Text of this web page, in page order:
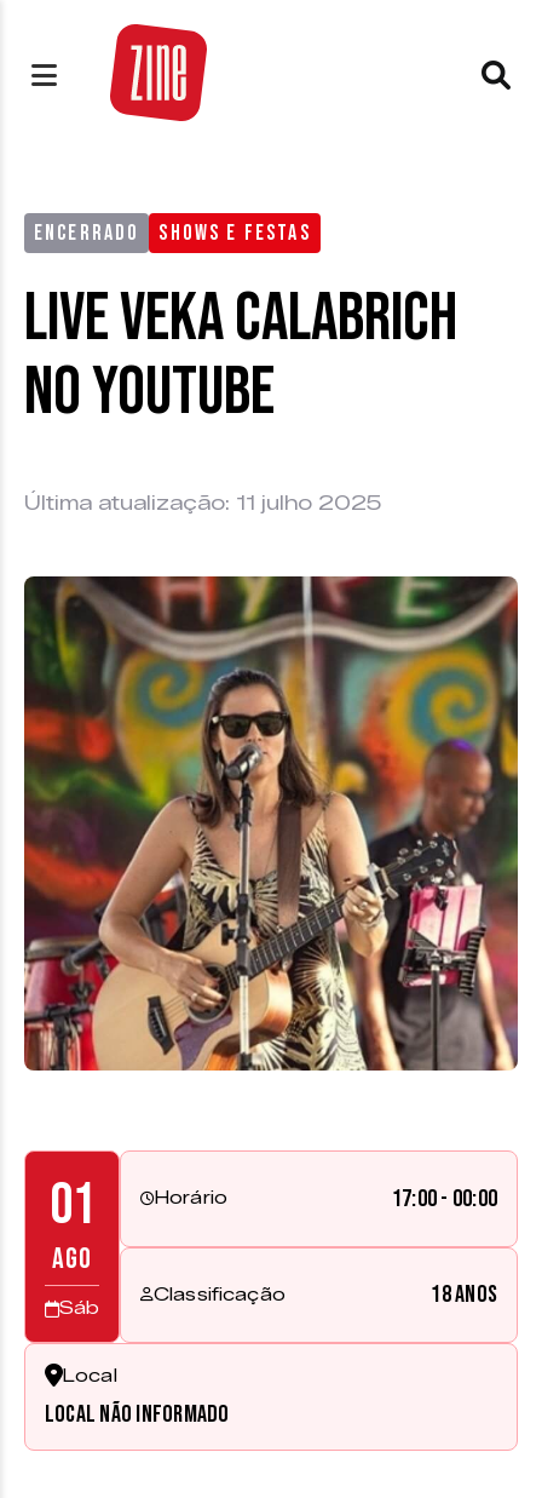
ENCERRADO SHOWS E FESTAS
Live Veka Calabrich
no Youtube
Última atualização: 11 julho 2025
01
AGO
Sáb
Horário 17:00 - 00:00
Classificação 18 anos
Local
Local não informado